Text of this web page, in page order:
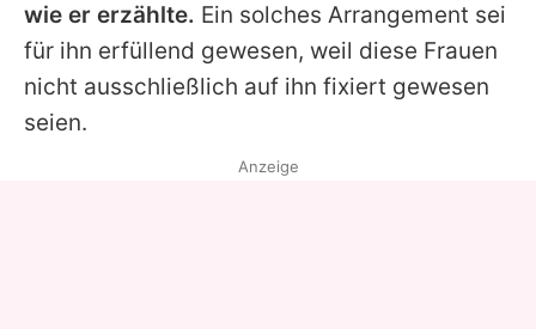
Datenschutzerklärung
wie er erzählte. Ein solches Arrangement sei
für ihn erfüllend gewesen, weil diese Frauen
nicht ausschließlich auf ihn fixiert gewesen
seien.
Anzeige